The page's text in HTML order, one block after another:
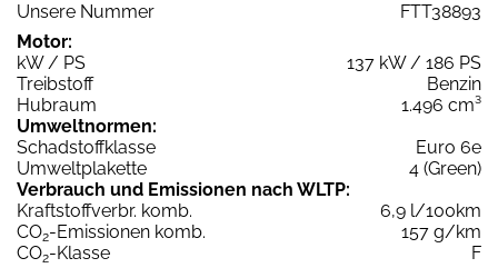
Unsere Nummer
FTT38893
Motor:
kW / PS
137 kW / 186 PS
Treibstoff
Benzin
Hubraum
1.496 cm³
Umweltnormen:
Schadstoffklasse
Euro 6e
Umweltplakette
4 (Green)
Verbrauch und Emissionen nach WLTP:
Kraftstoffverbr. komb.
6,9 l/100km
CO2-Emissionen komb.
157 g/km
CO2-Klasse
F